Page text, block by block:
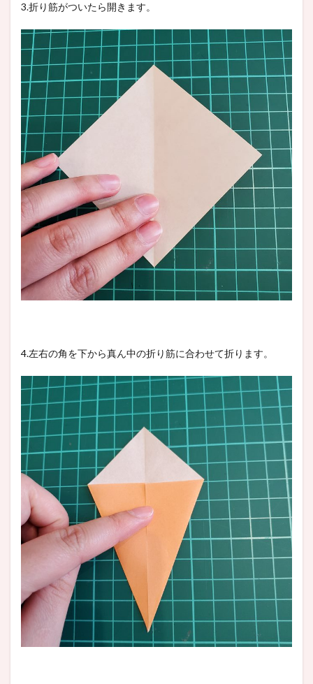
3.折り筋がついたら開きます。
4.左右の角を下から真ん中の折り筋に合わせて折ります。